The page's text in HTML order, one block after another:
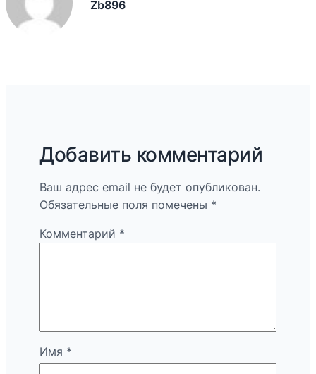
Zb896
Добавить комментарий
Ваш адрес email не будет опубликован.
Обязательные поля помечены *
Комментарий *
Имя *